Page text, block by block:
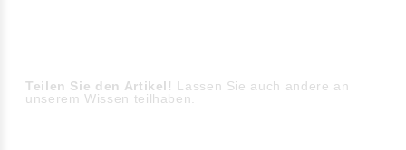
Teilen Sie den Artikel! Lassen Sie auch andere an
unserem Wissen teilhaben.